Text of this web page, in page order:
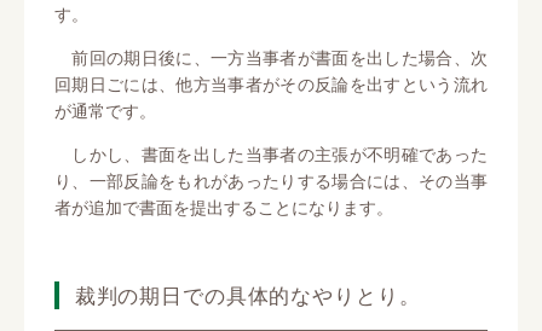
す。
前回の期日後に、一方当事者が書面を出した場合、次
回期日ごには、他方当事者がその反論を出すという流れ
が通常です。
しかし、書面を出した当事者の主張が不明確であった
り、一部反論をもれがあったりする場合には、その当事
者が追加で書面を提出することになります。
裁判の期日での具体的なやりとり。